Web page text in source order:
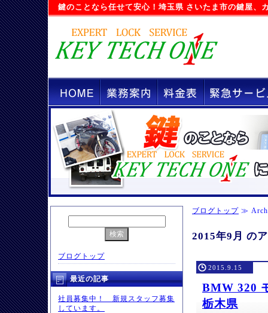
鍵のことなら任せて安心！ 埼玉県 さいたま市の鍵屋、
ブログトップ
最近の記事
社員募集中！ 新規スタッフ募集
しています。
ブログトップ ≫
2015年9月 の
2015.9.15
BMW 320
栃木県